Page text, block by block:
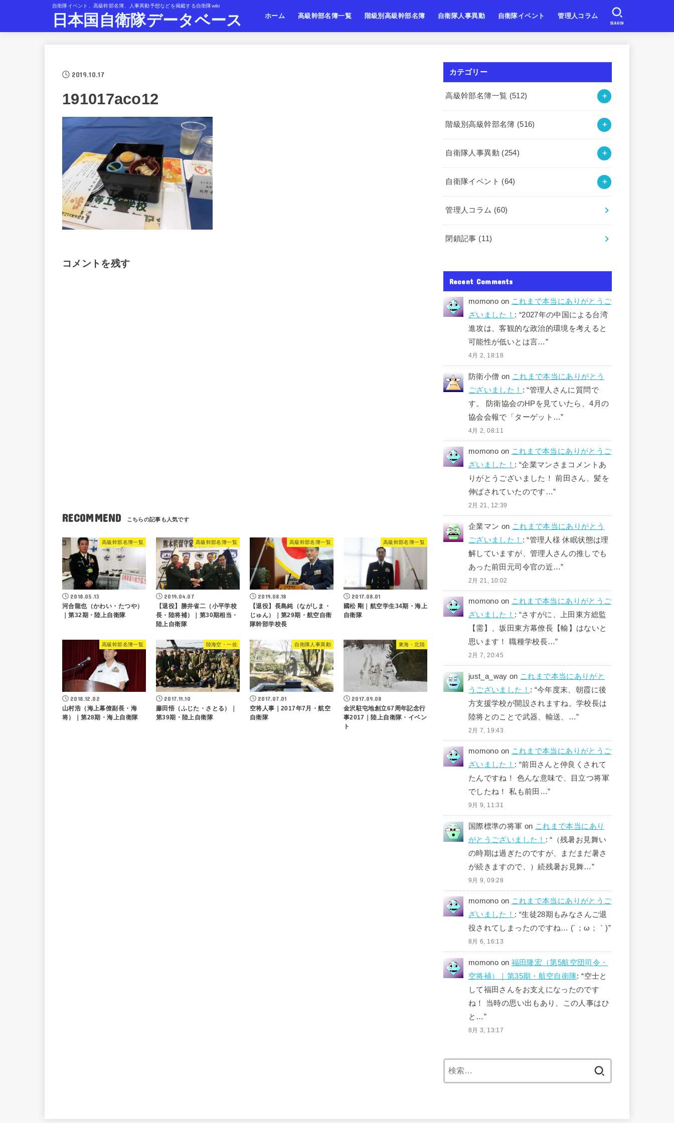
自衛隊イベント、高級幹部名簿、人事異動予想などを掲載する自衛隊wiki
日本国自衛隊データベース ホーム 高級幹部名簿一覧 階級別高級幹部名簿 自衛隊人事異動 自衛隊イベント 管理人コラム
SEARCH
2019.10.17
191017aco12
コメントを残す
RECOMMEND
高級幹部名簿一覧
2018.05.13
河合龍也（かわい・たつや）
｜第32期・陸上自衛隊
高級幹部名簿一覧
2019.04.07
【退役】勝井省二（小平学校
長・陸将補）｜第30期相当・
陸上自衛隊
高級幹部名簿一覧
2019.08.18
【退役】長島純（ながしま・
じゅん）｜第29期・航空自衛
隊幹部学校長
高級幹部名簿一覧
2017.08.01
國松 剛｜航空学生34期・海上
自衛隊
高級幹部名簿一覧
2018.12.02
山村浩（海上幕僚副長・海
将）｜第28期・海上自衛隊
陸海空・一佐
2017.11.10
藤田悟（ふじた・さとる）｜
第39期・陸上自衛隊
自衛隊人事異動
2017.07.01
空将人事｜2017年7月・航空
自衛隊
東海・北陸
2017.09.08
金沢駐屯地創立67周年記念行
事2017｜陸上自衛隊・イベン
ト
カテゴリー
高級幹部名簿一覧 (512)
階級別高級幹部名簿 (516)
自衛隊人事異動 (254)
自衛隊イベント (64)
管理人コラム (60)
閉鎖記事 (11)
Recent Comments
momono on これまで本当にありがとうご
ざいました！ : “2027年の中国による台湾
進攻は、客観的な政治的環境を考えると
可能性が低いとは言…”
4月 2, 18:18
防衛小僧 on これまで本当にありがとう
ございました！ : “管理人さんに質問で
す。 防衛協会のHPを見ていたら、4月の
協会会報で「ターゲット…”
4月 2, 08:11
momono on これまで本当にありがとうご
ざいました！ : “企業マンさまコメントあ
りがとうございました！ 前田さん、髪を
伸ばされていたのです…”
2月 21, 12:39
企業マン on これまで本当にありがとう
ございました！ : “管理人様 休眠状態は理
解していますが、管理人さんの推しでも
あった前田元司令官の近…”
2月 21, 10:02
momono on これまで本当にありがとうご
ざいました！ : “さすがに、上田東方総監
【需】、坂田東方幕僚長【輸】はないと
思います！ 職種学校長…”
2月 7, 20:45
just_a_way on これまで本当にありがと
うございました！ : “今年度末、朝霞に後
方支援学校が開設されますね。学校長は
陸将とのことで武器、輸送、…”
2月 7, 19:43
momono on これまで本当にありがとうご
ざいました！ : “前田さんと仲良くされて
たんですね！ 色んな意味で、目立つ将軍
でしたね！ 私も前田…”
9月 9, 11:31
国際標準の将軍 on これまで本当にあり
がとうございました！ : “ （残暑お見舞い
の時期は過ぎたのですが、まだまだ暑さ
が続きますので、）続残暑お見舞…”
9月 9, 09:28
momono on これまで本当にありがとうご
ざいました！ : “生徒28期もみなさんご退
役されてしまったのですね… (´；ω；｀)”
8月 6, 16:13
momono on 福田隆宏（第5航空団司令・
空将補）｜第35期・航空自衛隊: “空士と
して福田さんをお支えになったのです
ね！ 当時の思い出もあり、この人事はひ
と…”
8月 3, 13:17